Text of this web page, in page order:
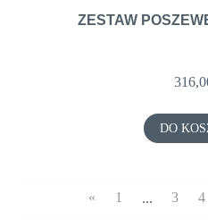
ZESTAW
DO
« 1 ... 3 4